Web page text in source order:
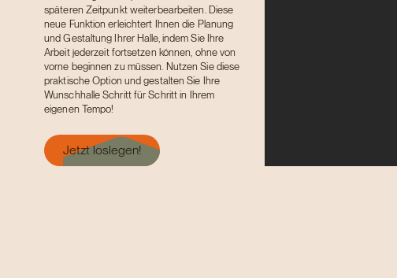
späteren Zeitpunkt weiterbearbeiten. Diese
neue Funktion erleichtert Ihnen die Planung
und Gestaltung Ihrer Halle, indem Sie Ihre
Arbeit jederzeit fortsetzen können, ohne von
vorne beginnen zu müssen. Nutzen Sie diese
praktische Option und gestalten Sie Ihre
Wunschhalle Schritt für Schritt in Ihrem
eigenen Tempo!
Jetzt loslegen!